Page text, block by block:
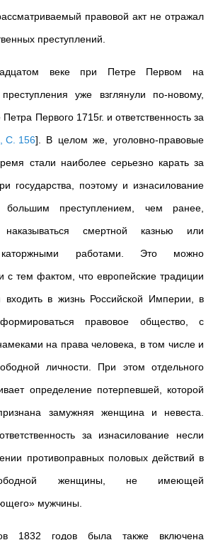
правовой акт не отражал
преступлений.
веке при Петре Первом на
преступления уже взглянули по-новому,
Первого 1715г. и ответственность за
С. 156] . В целом же, уголовно-правовые
стали наиболее серьезно карать за
государства, поэтому и изнасилование
большим преступлением, чем ранее,
смертной казнью или
каторжными работами. Это можно
с тем фактом, что европейские традиции
входить в жизнь Российской Империи, в
правовое общество, с
на права человека, в том числе и
личности. При этом отдельного
определение потерпевшей, которой
замужняя женщина и невеста.
за изнасилование несли
противоправных половых действий в
женщины, не имеющей
мужчины.
1832 годов была также включена